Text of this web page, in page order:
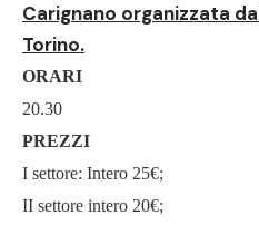
Carignano organizzata
Torino.
ORARI
20.30
PREZZI
I settore: Intero 25€;
II settore intero 20€;